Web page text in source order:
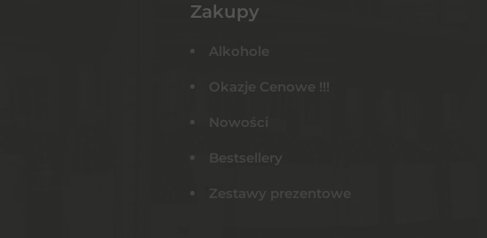
Zakupy
Alkohole
Okazje Cenowe !!!
Nowości
Bestsellery
Zestawy prezentowe